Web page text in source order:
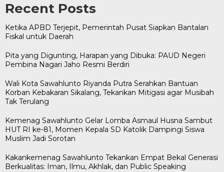
Recent Posts
Ketika APBD Terjepit, Pemerintah Pusat Siapkan Bantalan
Fiskal untuk Daerah
Pita yang Digunting, Harapan yang Dibuka: PAUD Negeri
Pembina Nagari Jaho Resmi Berdiri
Wali Kota Sawahlunto Riyanda Putra Serahkan Bantuan
Korban Kebakaran Sikalang, Tekankan Mitigasi agar Musibah
Tak Terulang
Kemenag Sawahlunto Gelar Lomba Asmaul Husna Sambut
HUT RI ke-81, Momen Kepala SD Katolik Dampingi Siswa
Muslim Jadi Sorotan
Kakankemenag Sawahlunto Tekankan Empat Bekal Generasi
Berkualitas: Iman, Ilmu, Akhlak, dan Public Speaking